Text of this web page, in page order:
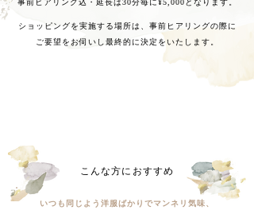
​事前ヒアリング込・延長は30分毎に¥5,000となります。
​ショッピングを実施する場所は、事前ヒアリングの際に
ご要望をお伺いし最終的に決定をいたします。
​こんな方におすすめ
いつも同じよう洋服ばかりでマンネリ気味、